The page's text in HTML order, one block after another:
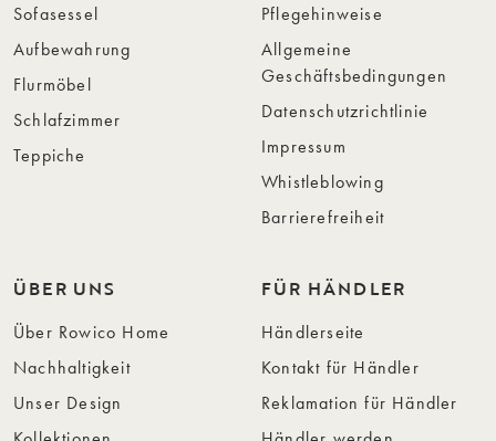
Sofasessel
Aufbewahrung
Flurmöbel
Schlafzimmer
Teppiche
Pflegehinweise
Allgemeine
Geschäftsbedingungen
Datenschutzrichtlinie
Impressum
Whistleblowing
Barrierefreiheit
ÜBER UNS
Über Rowico Home
Nachhaltigkeit
Unser Design
FÜR HÄNDLER
Händlerseite
Kontakt für Händler
Reklamation für Händler